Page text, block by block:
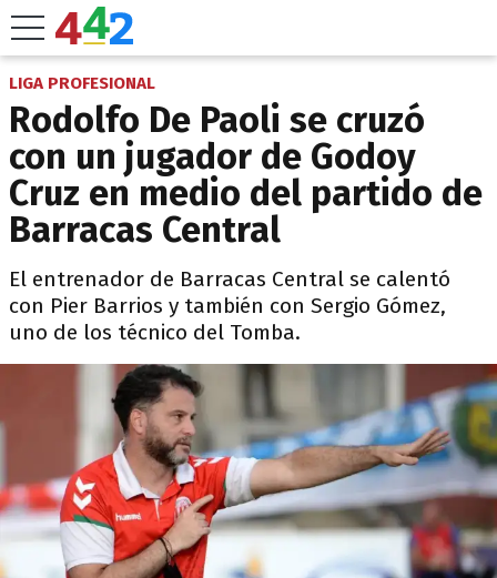
LIGA PROFESIONAL
Rodolfo De Paoli se cruzó
con un jugador de Godoy
Cruz en medio del partido de
Barracas Central
El entrenador de Barracas Central se calentó
con Pier Barrios y también con Sergio Gómez,
uno de los técnico del Tomba.